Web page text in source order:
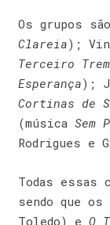
Os grupos
Clareia);
Terceiro Trem
Esperança);
Cortinas de
(músicaSem
Rodrigues e
Todas essas
sendo que
Toledo) eO